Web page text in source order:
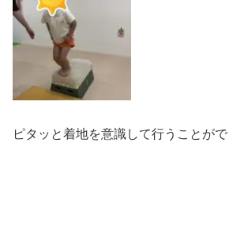
ピタッと着地を意識して行うことが